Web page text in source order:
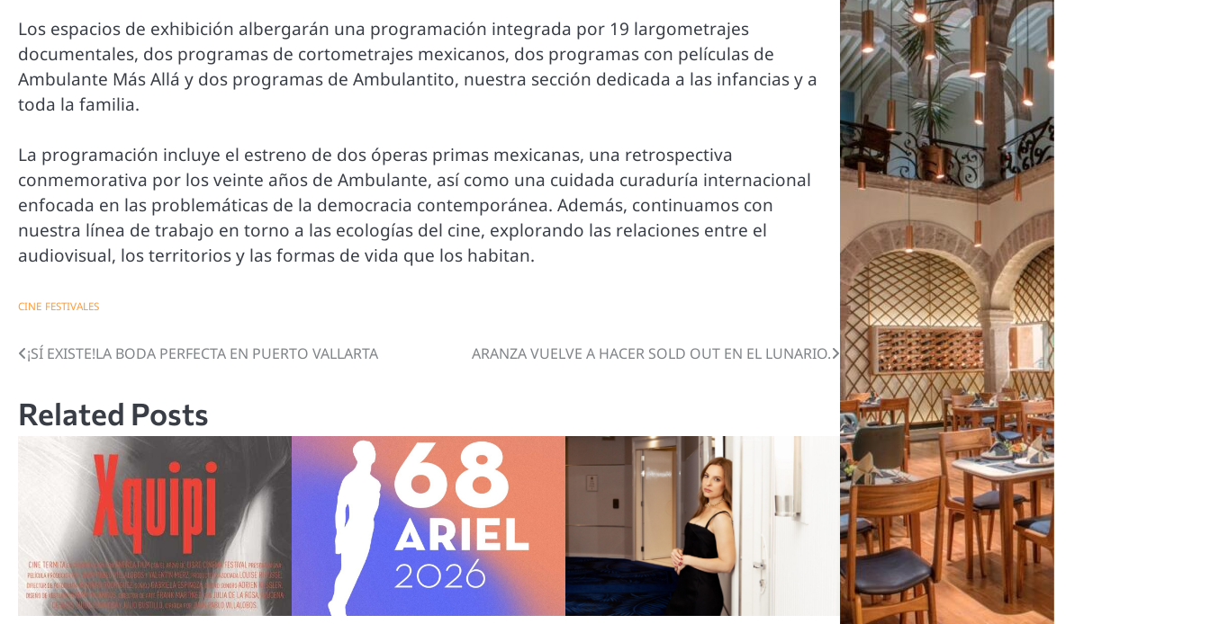
Los espacios de exhibición albergarán una programación integrada por 19 largometrajes
documentales, dos programas de cortometrajes mexicanos, dos programas con películas de
Ambulante Más Allá y dos programas de Ambulantito, nuestra sección dedicada a las infancias y a
toda la familia.
La programación incluye el estreno de dos óperas primas mexicanas, una retrospectiva
conmemorativa por los veinte años de Ambulante, así como una cuidada curaduría internacional
enfocada en las problemáticas de la democracia contemporánea. Además, continuamos con
nuestra línea de trabajo en torno a las ecologías del cine, explorando las relaciones entre el
audiovisual, los territorios y las formas de vida que los habitan.
CINE FESTIVALES
Navegación
entradas
¡SÍ EXISTE!LA BODA PERFECTA EN PUERTO VALLARTA ARANZA VUELVE A HACER SOLD OUT EN EL LUNARIO.
Related Posts